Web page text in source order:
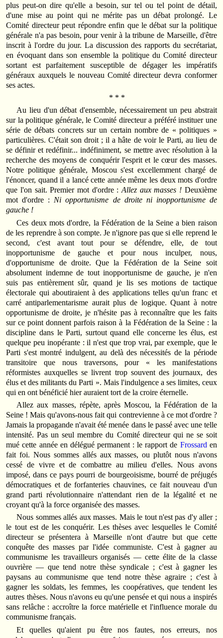
plus peut-on dire qu'elle a besoin, sur tel ou tel point de détail,
d'une mise au point qui ne mérite pas un débat prolongé. Le
Comité directeur peut répondre enfin que le débat sur la politique
générale n'a pas besoin, pour venir à la tribune de Marseille, d'être
inscrit à l'ordre du jour. La discussion des rapports du secrétariat,
en évoquant dans son ensemble la politique du Comité directeur
sortant est parfaitement susceptible de dégager les impératifs
généraux auxquels le nouveau Comité directeur devra conformer
ses actes.
* * *
Au lieu d'un débat d'ensemble, nécessairement un peu abstrait
sur la politique générale, le Comité directeur a préféré instituer une
série de débats concrets sur un certain nombre de « politiques »
particulières. C'était son droit ; il a hâte de voir le Parti, au lieu de
se définir et redéfinir... indéfiniment, se mettre avec résolution à la
recherche des moyens de conquérir l'esprit et le cœur des masses.
Notre politique générale, Moscou s'est excellemment chargé de
l'énoncer, quand il a lancé cette année même les deux mots d'ordre
que l'on sait. Premier mot d'ordre :Allez aux masses ! Deuxième
mot d'ordre : Ni opportunisme de droite ni inopportunisme de
gauche !
Ces deux mots d'ordre, la Fédération de la Seine a bien raison
de les reprendre à son compte. Je n'ignore pas que si elle reprend le
second, c'est avant tout pour se défendre, elle, de tout
inopportunisme de gauche et pour nous inculper, nous,
d'opportunisme de droite. Que la Fédération de la Seine soit
absolument indemne de tout inopportunisme de gauche, je n'en
suis pas entièrement sûr, quand je lis ses motions de tactique
électorale qui aboutiraient à des applications telles qu'un franc et
carré antiparlementarisme aurait plus de logique. Quant à notre
opportunisme de droite, je n'hésite pas à reconnaître que les faits
sur ce point donnent parfois raison à la Fédération de la Seine : la
discipline dans le Parti, surtout quand elle concerne les élus, est
quelque peu inopérante : il n'est que trop vrai, par exemple, que le
Parti s'est montré indulgent, au delà des nécessités de la période
transitoire que nous traversons, pour « les manifestations
réformistes auxquelles se livrent trop souvent des journaux, des
élus et des militants du Parti ». Mais l'indulgence a ses limites, ceux
qui en ont bénéficié hier auraient tort de la croire éternelle.
Allez aux masses, répète, après Moscou, la Fédération de la
Seine ! Mais qu'avons-nous fait qui contrevienne à ce mot d'ordre ?
Jamais la propagande n'avait été menée dans le passé avec une telle
intensité. Pas un seul membre du Comité directeur qui ne se soit
mué cette année en délégué permanent : le rapport de Frossard en
fait foi. Nous sommes allés aux masses, ou plutôt nous n'avons
cessé de vivre et de combattre au milieu d'elles. Nous avons
imposé, dans ce pays pourri de bourgeoisisme, bourré de préjugés
démocratiques et de forfanteries chauvines, ce fait nouveau d'un
grand parti révolutionnaire n'attendant rien de la légalité et ne
croyant qu'à la force organisée des masses.
Nous sommes allés aux masses. Mais le tout n'est pas d'y aller ;
le tout est de les conquérir. Les thèses avec lesquelles le Comité
directeur se présentera à Marseille n'ont d'autre but que cette
conquête des masses par l'idée communiste. C'est à gagner au
communisme les travailleurs organisés — cette élite de la classe
ouvrière — que tend notre thèse syndicale ; c'est à gagner les
paysans au communisme que tend notre thèse agraire ; c'est à
gagner les soldats, les femmes, les coopératives, que tendent les
autres thèses. Nous n'avons eu qu'une pensée et qui nous a inspirés
sans relâche : accroître la force matérielle et l'influence morale du
communisme français.
Et quelles qu'aient pu être nos fautes, nos erreurs, nos